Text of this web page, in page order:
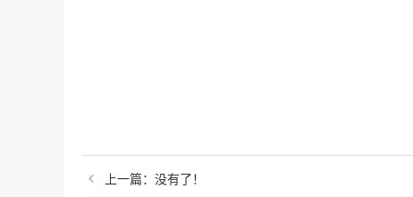
上一篇： 没有了！